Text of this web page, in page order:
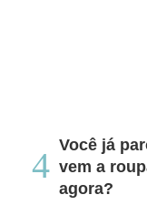
Você já
vem a
agora?